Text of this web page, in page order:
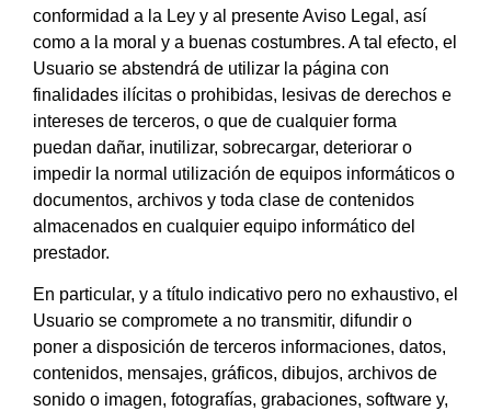
conformidad a la Ley y al presente Aviso Legal, así
como a la moral y a buenas costumbres. A tal efecto, el
Usuario se abstendrá de utilizar la página con
finalidades ilícitas o prohibidas, lesivas de derechos e
intereses de terceros, o que de cualquier forma
puedan dañar, inutilizar, sobrecargar, deteriorar o
impedir la normal utilización de equipos informáticos o
documentos, archivos y toda clase de contenidos
almacenados en cualquier equipo informático del
prestador.
En particular, y a título indicativo pero no exhaustivo, el
Usuario se compromete a no transmitir, difundir o
poner a disposición de terceros informaciones, datos,
contenidos, mensajes, gráficos, dibujos, archivos de
sonido o imagen, fotografías, grabaciones, software y,